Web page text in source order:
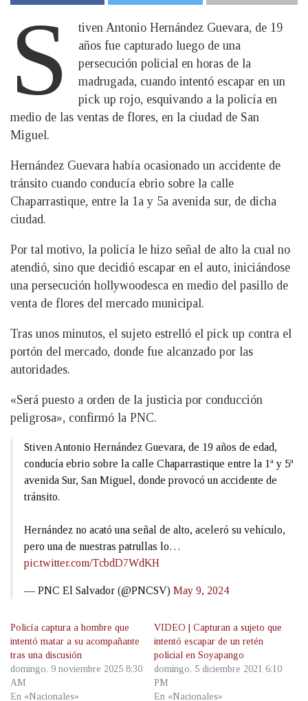
S
tiven Antonio Hernández Guevara, de 19
años fue capturado luego de una
persecución policial en horas de la
madrugada, cuando intentó escapar en un
pick up rojo, esquivando a la policía en
medio de las ventas de flores, en la ciudad de San
Miguel.
Hernández Guevara había ocasionado un accidente de
tránsito cuando conducía ebrio sobre la calle
Chaparrastique, entre la 1a y 5a avenida sur, de dicha
ciudad.
Por tal motivo, la policía le hizo señal de alto la cual no
atendió, sino que decidió escapar en el auto, iniciándose
una persecución hollywoodesca en medio del pasillo de
venta de flores del mercado municipal.
Tras unos minutos, el sujeto estrelló el pick up contra el
portón del mercado, donde fue alcanzado por las
autoridades.
«Será puesto a orden de la justicia por conducción
peligrosa», confirmó la PNC.
Stiven Antonio Hernández Guevara, de 19 años de edad,
conducía ebrio sobre la calle Chaparrastique entre la 1ª y 5ª
avenida Sur, San Miguel, donde provocó un accidente de
tránsito.
Hernández no acató una señal de alto, aceleró su vehículo,
pero una de nuestras patrullas lo…
pic.twitter.com/TcbdD7WdKH
— PNC El Salvador (@PNCSV) May 9, 2024
Policía captura a hombre que
intentó matar a su acompañante
tras una discusión
domingo, 9 noviembre 2025 8:30
AM
En «Nacionales»
VIDEO | Capturan a sujeto que
intentó escapar de un retén
policial en Soyapango
domingo, 5 diciembre 2021 6:10
PM
En «Nacionales»